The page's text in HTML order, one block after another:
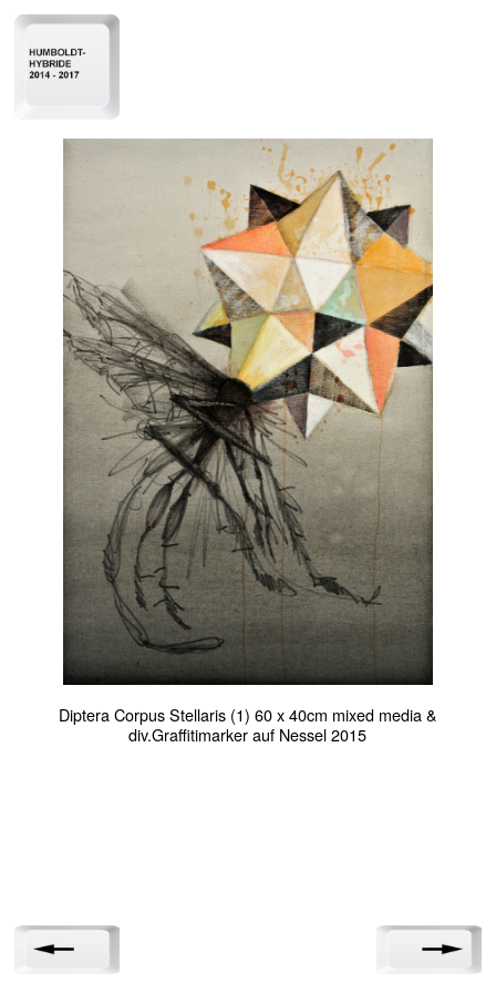
Diptera Corpus Stellaris (1) 60 x 40cm mixed media &
div.Graffitimarker auf Nessel 2015